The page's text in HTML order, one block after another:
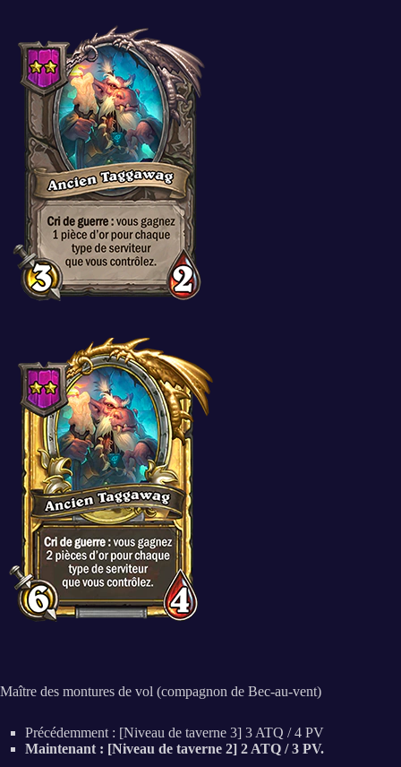
Maître des montures de vol (compagnon de Bec-au-vent)
Précédemment : [Niveau de taverne 3] 3 ATQ / 4 PV
Maintenant : [Niveau de taverne 2] 2 ATQ / 3 PV.